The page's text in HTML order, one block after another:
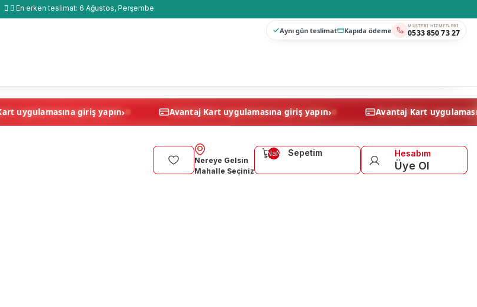
En erken teslimat: 6 Ağustos, Perşembe
Aynı gün teslimat Kapıda ödeme MÜŞTERI HIZMETLERI
0533 850 73 27
Avantaj Kart uygulamasına giriş yapın› Avantaj Kart uygulamasına giriş yapın› Avantaj Kart
Nereye Gelsin
Mahalle Seçiniz
Sepetim
NaN Hesabım
Üye Ol